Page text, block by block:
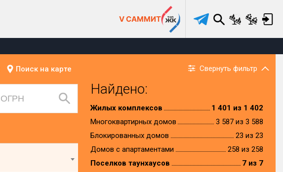
V САММИТ
Поиск на карте Свернуть фильтр
Найдено:
Жилых комплексов
1 401 из 1 402
Многоквартирных домов
3 587 из 3 588
Блокированных домов
23 из 23
Домов с апартаментами
258 из 258
Поселков таунхаусов
7 из 7